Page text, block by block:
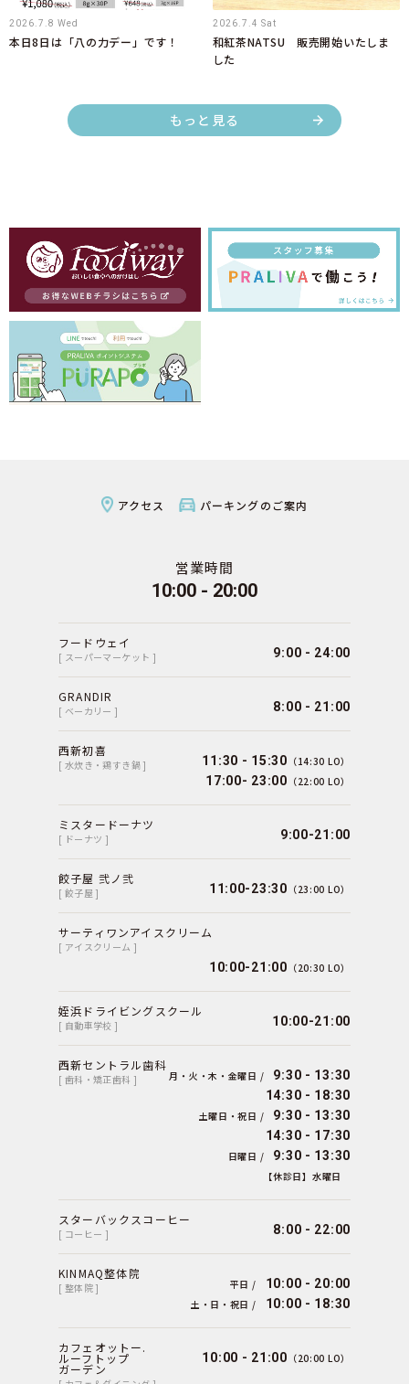
2026.7.8 Wed
本日8日は「八の力デー」です！
2026.7.4 Sat
和紅茶NATSU 販売開始いたしま
した
もっと見る
アクセス パーキングのご案内
営業時間
10:00 - 20:00
フードウェイ
[ スーパーマーケット ] 9:00 - 24:00
GRANDIR
[ ベーカリー ] 8:00 - 21:00
西新初喜
[ 水炊き・鶏すき鍋 ] 11:30 - 15:30 （14:30 LO）
17:00- 23:00 （22:00 LO）
ミスタードーナツ
[ ドーナツ ] 9:00-21:00
餃子屋 弐ノ弐
[ 餃子屋 ] 11:00-23:30 （23:00 LO）
サーティワンアイスクリーム
[ アイスクリーム ]
10:00-21:00 （20:30 LO）
姪浜ドライビングスクール
[ 自動車学校 ] 10:00-21:00
西新セントラル歯科
[ 歯科・矯正歯科 ] 月・火・木・金曜日 /
9:30 - 13:30
14:30 - 18:30
土曜日・祝日 /
9:30 - 13:30
14:30 - 17:30
日曜日 / 9:30 - 13:30
【休診日】水曜日
スターバックスコーヒー
[ コーヒー ] 8:00 - 22:00
KINMAQ整体院
[ 整体院 ] 平日 / 10:00 - 20:00
土・日・祝日 / 10:00 - 18:30
カフェオットー.
ルーフトップ
ガーデン
10:00 - 21:00 （20:00 LO）